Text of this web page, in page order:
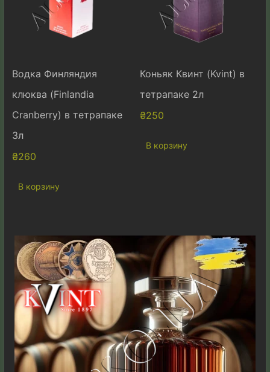
Водка Финляндия
клюква (Finlandia
Cranberry) в тетрапаке
3л
₴260
В корзину
Коньяк Квинт (Kvint) в
тетрапаке 2л
₴250
В корзину